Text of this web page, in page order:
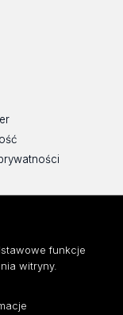
funkcje
witryny.